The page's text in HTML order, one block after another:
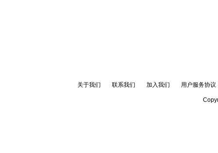
关于我们 联系我们 加入我们 用户服务协议